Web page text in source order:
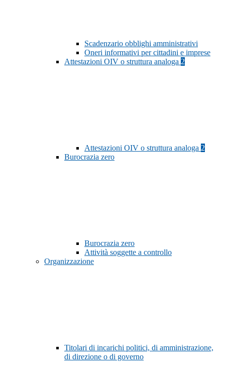
Scadenzario obblighi amministrativi
Oneri informativi per cittadini e imprese
Attestazioni OIV o struttura analoga 2
Attestazioni OIV o struttura analoga 2
Burocrazia zero
Burocrazia zero
Attività soggette a controllo
Organizzazione
Titolari di incarichi politici, di amministrazione,
di direzione o di governo